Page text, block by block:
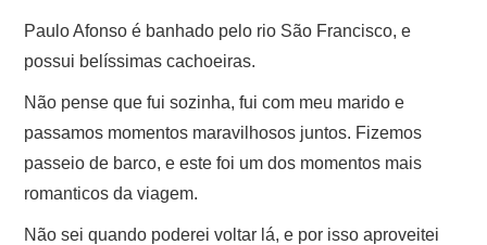
Paulo Afonso é banhado pelo rio São Francisco, e
possui belíssimas cachoeiras.
Não pense que fui sozinha, fui com meu marido e
passamos momentos maravilhosos juntos. Fizemos
passeio de barco, e este foi um dos momentos mais
romanticos da viagem.
Não sei quando poderei voltar lá, e por isso aproveitei